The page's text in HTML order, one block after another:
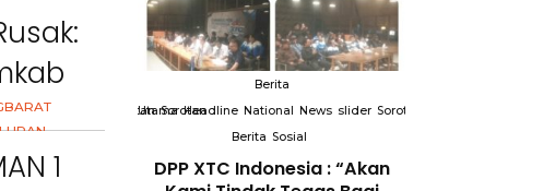
1
News Sorotan Sorotan
DPP XTC
Berita
Utama Headline National News slider Sorotan
Berita Sosial
DPP XTC Indonesia : “Akan